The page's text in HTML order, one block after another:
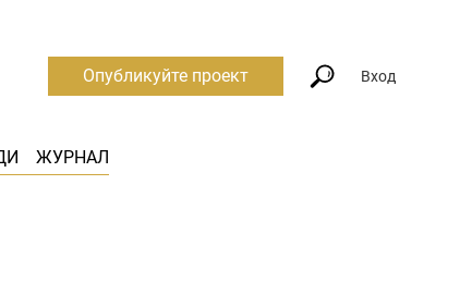
ЖУРНАЛ
Опубликуйте проект Вход